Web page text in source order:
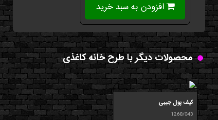
افزودن به سبد خرید
محصولات دیگر با طرح خانه کاغذی
کیف پول جیبی
1268/043